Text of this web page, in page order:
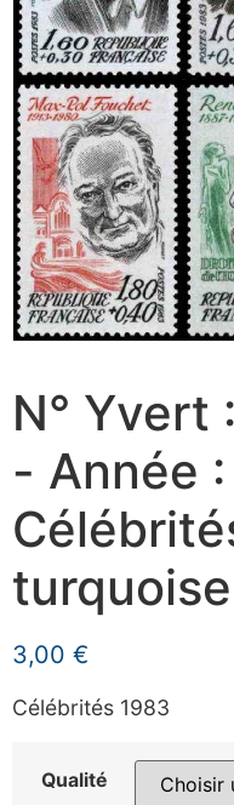
N° Yvert
- Année
3,00 €
Célébrités 1983
Qualité